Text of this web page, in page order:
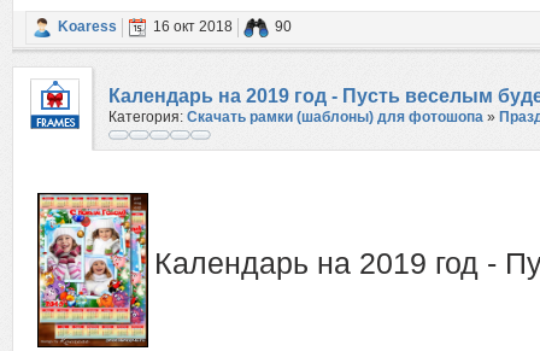
Koaress 16 окт 2018 90
Календарь на 2019 год - Пусть веселым
Категория: Скачать рамки (шаблоны) для фотошопа »
Календарь на 2019 год -